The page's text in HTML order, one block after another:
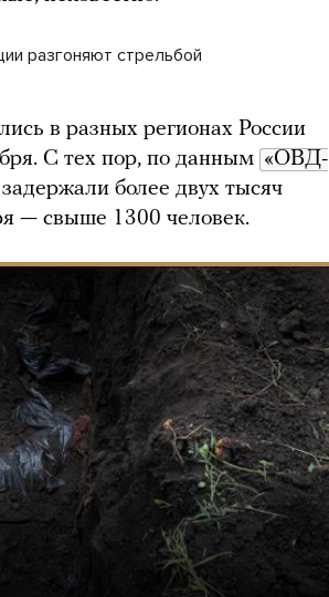
разгоняют стрельбой
в разных регионах России
С тех пор, по данным «ОВД-
более двух тысяч
— свыше 1300 человек.